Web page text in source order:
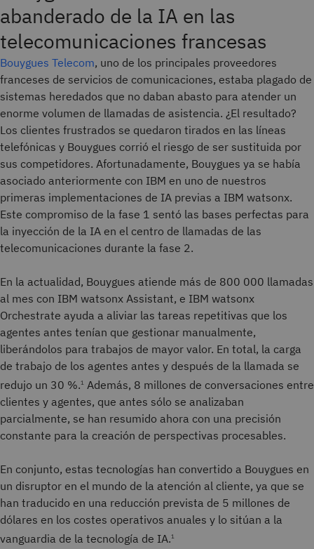
abanderado de la IA en las
telecomunicaciones francesas
Bouygues Telecom, uno de los principales proveedores
franceses de servicios de comunicaciones, estaba plagado de
sistemas heredados que no daban abasto para atender un
enorme volumen de llamadas de asistencia. ¿El resultado?
Los clientes frustrados se quedaron tirados en las líneas
telefónicas y Bouygues corrió el riesgo de ser sustituida por
sus competidores. Afortunadamente, Bouygues ya se había
asociado anteriormente con IBM en uno de nuestros
primeras implementaciones de IA previas a IBM watsonx.
Este compromiso de la fase 1 sentó las bases perfectas para
la inyección de la IA en el centro de llamadas de las
telecomunicaciones durante la fase 2.
En la actualidad, Bouygues atiende más de 800 000 llamadas
al mes con IBM watsonx Assistant, e IBM watsonx
Orchestrate ayuda a aliviar las tareas repetitivas que los
agentes antes tenían que gestionar manualmente,
liberándolos para trabajos de mayor valor. En total, la carga
de trabajo de los agentes antes y después de la llamada se
redujo un 30 %.1 Además, 8 millones de conversaciones entre
clientes y agentes, que antes sólo se analizaban
parcialmente, se han resumido ahora con una precisión
constante para la creación de perspectivas procesables.
En conjunto, estas tecnologías han convertido a Bouygues en
un disruptor en el mundo de la atención al cliente, ya que se
han traducido en una reducción prevista de 5 millones de
dólares en los costes operativos anuales y lo sitúan a la
vanguardia de la tecnología de IA.1